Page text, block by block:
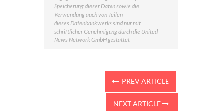
Speicherung dieser Daten sowie die
Verwendung auch von Teilen
dieses Datenbankwerks sind nur mit
schriftlicher Genehmigung durch die United
News Network GmbH gestattet
PREV ARTICLE
NEXT ARTICLE